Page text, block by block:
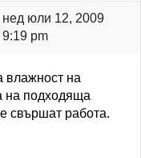
нед юли 12, 2009
9:19 pm
влажност на
на подходяща
свършат работа.